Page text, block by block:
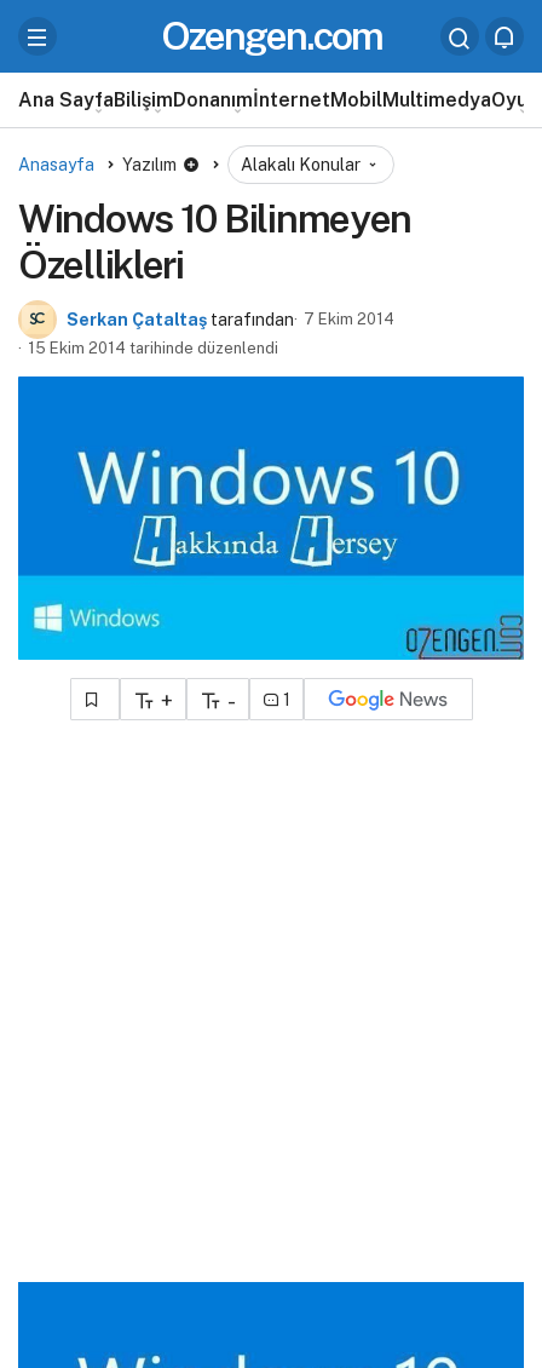
Ozengen.com
Ana SayfaBilişimDonanımİnternetMobilMultimedyaOyun
Anasayfa Yazılım Alakalı Konular
Windows 10 Bilinmeyen
Özellikleri
Serkan Çataltaş tarafından
7 Ekim 2014
15 Ekim 2014 tarihinde düzenlendi
+ - 1